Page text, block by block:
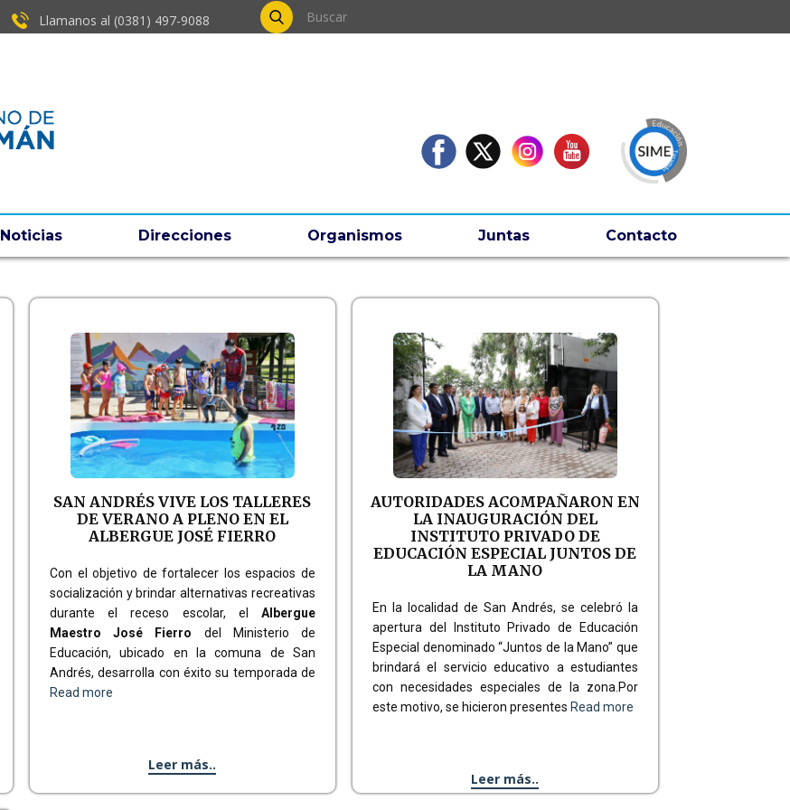
Llamanos al (0381) ​497-9088
Noticias Direcciones Organismos Juntas Contacto
SAN ANDRÉS VIVE LOS TALLERES
DE VERANO A PLENO EN EL
ALBERGUE JOSÉ FIERRO
Con el objetivo de fortalecer los espacios de
socialización y brindar alternativas recreativas
durante el receso escolar, el Albergue
Maestro José Fierro del Ministerio de
Educación, ubicado en la comuna de San
Andrés, desarrolla con éxito su temporada de
Read more
Leer más..
AUTORIDADES ACOMPAÑARON EN
LA INAUGURACIÓN DEL
INSTITUTO PRIVADO DE
EDUCACIÓN ESPECIAL JUNTOS DE
LA MANO
En la localidad de San Andrés, se celebró la
apertura del Instituto Privado de Educación
Especial denominado “Juntos de la Mano” que
brindará el servicio educativo a estudiantes
con necesidades especiales de la zona.Por
este motivo, se hicieron presentes Read more
Leer más..